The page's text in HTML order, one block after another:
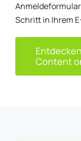
Schritt in Ihrem
Content